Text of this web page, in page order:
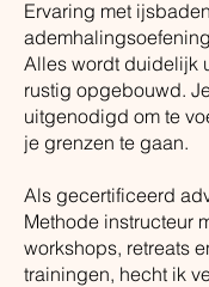
Ervaring met
Alles wordt duidelijk
rustig opgebouwd.
uitgenodigd om te
je grenzen te gaan.
Als gecertificeerd
Methode instructeur
workshops, retreats
trainingen, hecht ik